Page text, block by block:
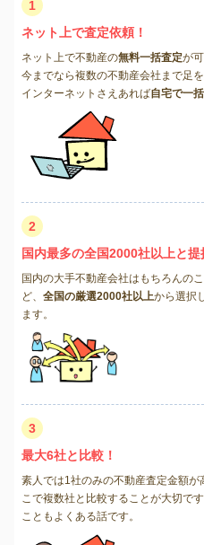
1
ネット上で査定依頼！
ネット上で不動産の無料一括査定が可
今までなら複数の不動産会社まで足
インターネットさえあれば自宅で一
2
国内最多の全国2000社以上と提
国内の大手不動産会社はもちろんの
ど、 全国の厳選2000社以上から選択
ます。
3
最大6社と比較！
素人では1社のみの不動産査定金額
こで複数社と比較することが大切で
こともよくある話です。